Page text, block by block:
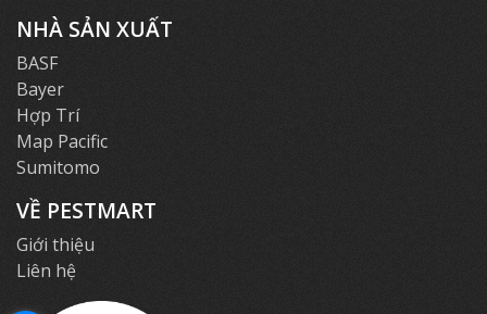
NHÀ SẢN XUẤT
BASF
Bayer
Hợp Trí
Map Pacific
Sumitomo
VỀ PESTMART
Giới thiệu
Liên hệ